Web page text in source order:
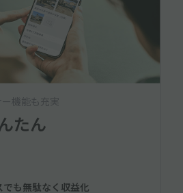
機能も充実
たん
でも無駄なく収益化